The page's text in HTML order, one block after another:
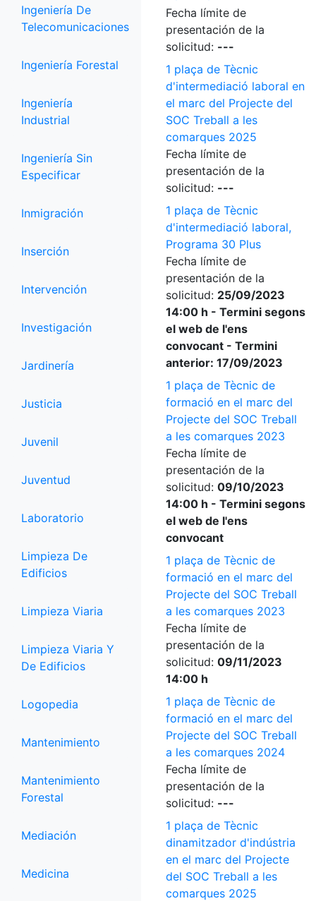
Ingeniería De
Telecomunicaciones
Ingeniería Forestal
Ingeniería
Industrial
Ingeniería Sin
Especificar
Inmigración
Inserción
Intervención
Investigación
Jardinería
Justicia
Juvenil
Juventud
Laboratorio
Limpieza De
Edificios
Limpieza Viaria
Limpieza Viaria Y
De Edificios
Logopedia
Mantenimiento
Mantenimiento
Forestal
Mediación
Medicina
Fecha límite de
presentación de la
solicitud: ---
1 plaça de Tècnic
d'intermediació laboral en
el marc del Projecte del
SOC Treball a les
comarques 2025
Fecha límite de
presentación de la
solicitud: ---
1 plaça de Tècnic
d'intermediació laboral,
Programa 30 Plus
Fecha límite de
presentación de la
solicitud: 25/09/2023
14:00 h - Termini segons
el web de l'ens
convocant - Termini
anterior: 17/09/2023
1 plaça de Tècnic de
formació en el marc del
Projecte del SOC Treball
a les comarques 2023
Fecha límite de
presentación de la
solicitud: 09/10/2023
14:00 h - Termini segons
el web de l'ens
convocant
1 plaça de Tècnic de
formació en el marc del
Projecte del SOC Treball
a les comarques 2023
Fecha límite de
presentación de la
solicitud: 09/11/2023
14:00 h
1 plaça de Tècnic de
formació en el marc del
Projecte del SOC Treball
a les comarques 2024
Fecha límite de
presentación de la
solicitud: ---
1 plaça de Tècnic
dinamitzador d'indústria
en el marc del Projecte
del SOC Treball a les
comarques 2025